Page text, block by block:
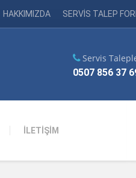
HAKKIMIZDA SERVİS TALEP
İLETİŞİM
Servis
0507 856 37